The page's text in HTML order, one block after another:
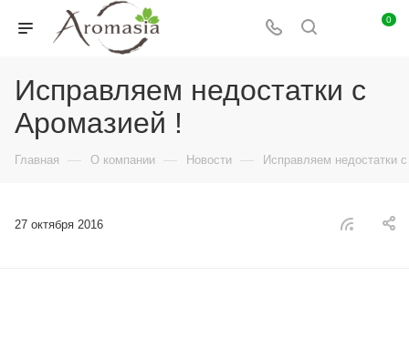
0
Исправляем недостатки с
Аромазией !
Главная — О компании — Новости — Исправляем недостатки
27 октября 2016